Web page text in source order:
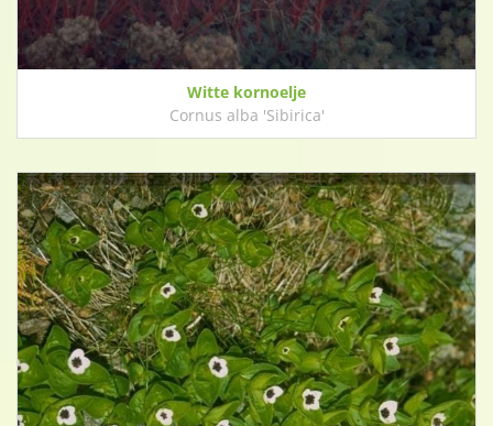
Witte kornoelje
Cornus alba 'Sibirica'